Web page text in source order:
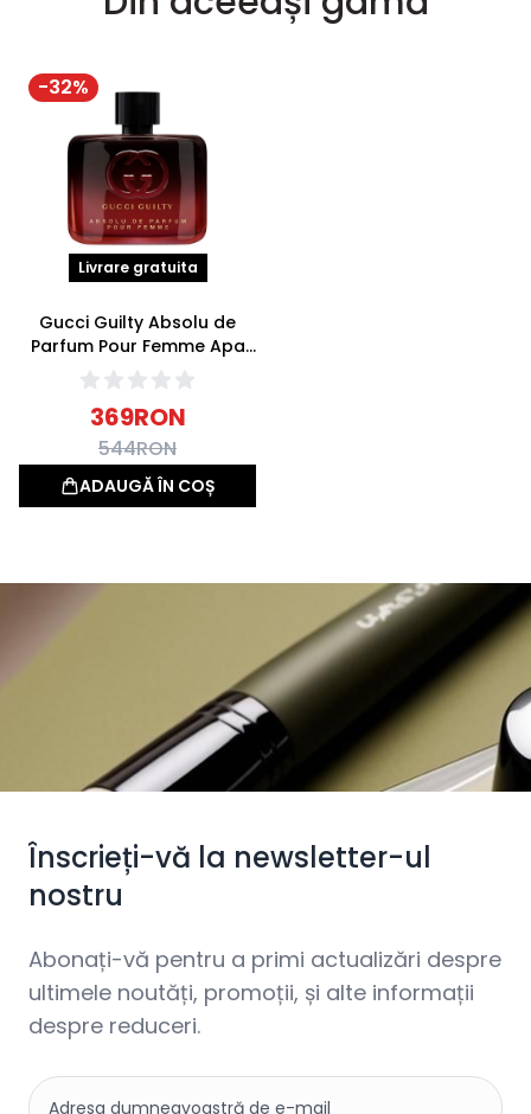
-32%
Livrare gratuita
Gucci Guilty Absolu de
Parfum Pour Femme Apa
de parfum 60ml
369RON
544RON
ADAUGĂ ÎN COȘ
Înscrieți-vă la newsletter-ul
nostru
Abonați-vă pentru a primi actualizări despre
ultimele noutăți, promoții, și alte informații
despre reduceri.